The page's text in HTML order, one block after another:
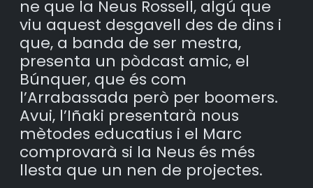
ne que la Neus Rossell, algú que
viu aquest desgavell des de dins i
que, a banda de ser mestra,
presenta un pòdcast amic, el
Búnquer, que és com
l’Arrabassada però per boomers.
Avui, l’Iñaki presentarà nous
mètodes educatius i el Marc
comprovarà si la Neus és més
llesta que un nen de projectes.